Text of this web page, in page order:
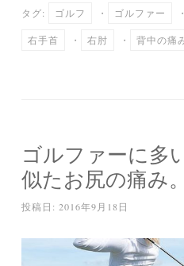
ok r a
タグ: ゴルフ ・ ゴルファー ・
右手首 ・ 右肘 ・ 背中の痛
ゴルファーに多
似たお尻の痛み。
投稿日: 2016年9月18日